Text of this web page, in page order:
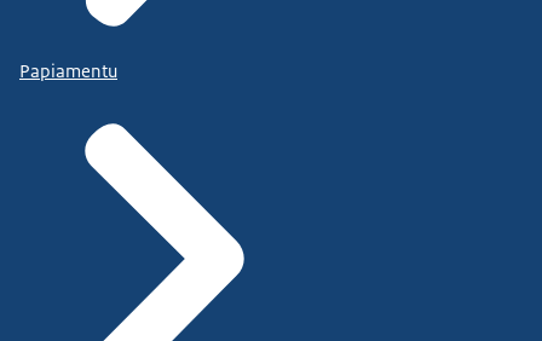
Papiamentu